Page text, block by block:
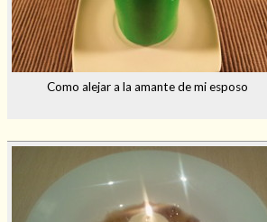
Como alejar a la amante de mi esposo